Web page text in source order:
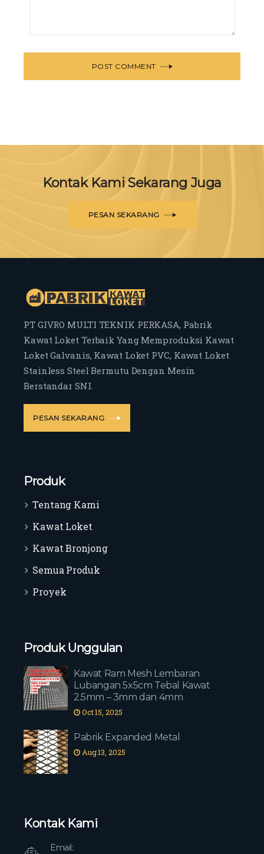
POST COMMENT
Kontak Kami Sekarang Juga
PESAN SEKARANG
PT GIVRO MULTI TEKNIK PERKASA, Pabrik
Kawat Loket Terbaik Yang Memproduksi Kawat
Loket Galvanis, Kawat Loket PVC, Kawat Loket
Stainless Steel Bermutu Dengan Mesin
Berstandar SNI.
PESAN SEKARANG
Produk
Tentang Kami
Kawat Loket
Kawat Bronjong
Semua Produk
Proyek
Produk Unggulan
Kawat Ram Mesh Lembaran
Lubangan 5x5cm Tebal Kawat
2.5mm – 3mm dan 4mm
Oct 15, 2025
Pabrik Expanded Metal
Aug 13, 2025
Kontak Kami
Email: